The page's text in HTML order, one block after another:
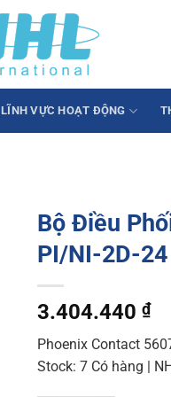
LĨNH VỰC HOẠT ĐỘNG
Bộ Điều
PI/NI-2D-24
3.404.440 ₫
Phoenix Contact
Stock: 7 Có hàng |